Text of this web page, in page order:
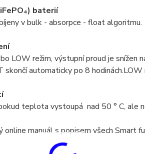
baterií
v bulk - absorpce - float algoritmu.
LOW režim, výstupní proud je snížen
skončí automaticky po 8
teplota vystoupá nad 50 ° C, ale
manuál s popisem všech Smart